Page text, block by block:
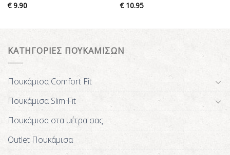
€9.90 €10.95
ΚΑΤΗΓΟΡΙΕΣ ΠΟΥΚΑΜΙΣΩΝ
Πουκάμισα Comfort Fit
Πουκάμισα Slim Fit
Πουκάμισα στα μέτρα σας
Outlet Πουκάμισα